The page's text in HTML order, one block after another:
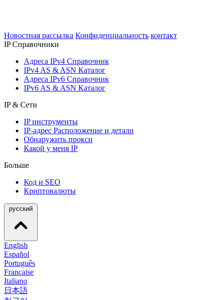
Новостная рассылка Конфиденциальность контакт
IP Справочники
Адреса IPv4 Справочник
IPv4 AS & ASN Каталог
Адреса IPv6 Справочник
IPv6 AS & ASN Каталог
IP & Сети
IP инструменты
IP-адрес Расположение и детали
Обнаружить прокси
Какой у меня IP
Больше
Код и SEO
Криптовалюты
English
Español
Português
Française
Italiano
日本語